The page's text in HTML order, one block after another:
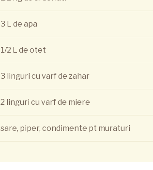
3 L de apa
1/2 L de otet
3 linguri cu varf de zahar
2 linguri cu varf de miere
sare, piper, condimente pt muraturi